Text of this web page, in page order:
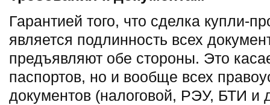
Гарантией того, что сделка купли-
является подлинность всех
предъявляют обе стороны. Это
паспортов, но и вообще всех
документов (налоговой, РЭУ, БТИ и